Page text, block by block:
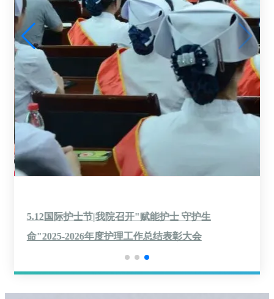
5.12国际护士节|我院召开"赋能护士 守护生
命"2025-2026年度护理工作总结表彰大会